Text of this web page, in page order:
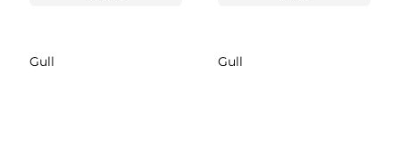
Gull Gull